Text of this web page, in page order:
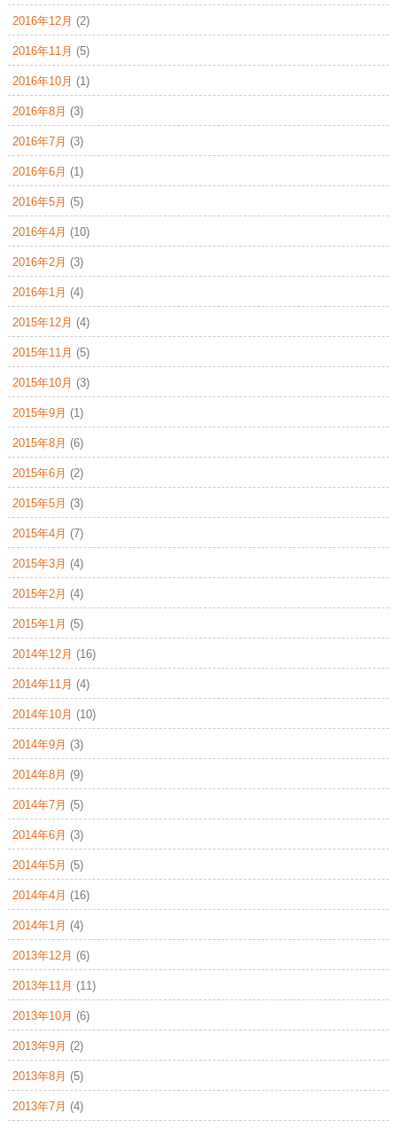
2016年12月 (2)
2016年11月 (5)
2016年10月 (1)
2016年8月 (3)
2016年7月 (3)
2016年6月 (1)
2016年5月 (5)
2016年4月 (10)
2016年2月 (3)
2016年1月 (4)
2015年12月 (4)
2015年11月 (5)
2015年10月 (3)
2015年9月 (1)
2015年8月 (6)
2015年6月 (2)
2015年5月 (3)
2015年4月 (7)
2015年3月 (4)
2015年2月 (4)
2015年1月 (5)
2014年12月 (16)
2014年11月 (4)
2014年10月 (10)
2014年9月 (3)
2014年8月 (9)
2014年7月 (5)
2014年6月 (3)
2014年5月 (5)
2014年4月 (16)
2014年1月 (4)
2013年12月 (6)
2013年11月 (11)
2013年10月 (6)
2013年9月 (2)
2013年8月 (5)
2013年7月 (4)